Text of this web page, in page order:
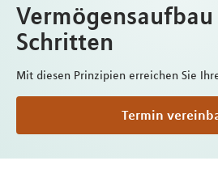
Schritten
Mit diesen Prinzipien erreichen Sie
Termin